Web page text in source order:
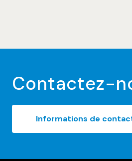
Contactez-
Informations de